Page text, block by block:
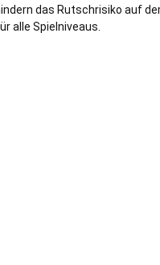
das Rutschrisiko auf
alle Spielniveaus.